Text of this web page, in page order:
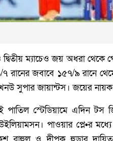
ম্যাচেও জয় অধরা থেকে
রানের জবাবে ১৫৭/‌৯ রানে
সুপার জায়ান্টস। জয়ের
পাতিল স্টেডিয়ামে এদিন টস
পাওয়ার প্লে•র